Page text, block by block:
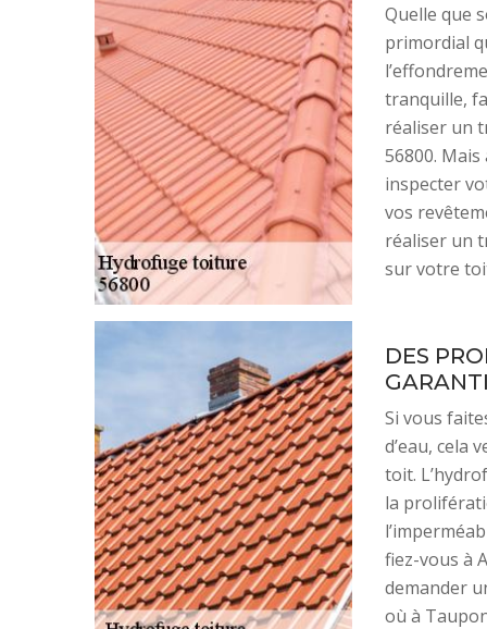
Quelle que
primordial
tranquille,
réaliser un
56800.
inspecter
vos
réaliser un
sur votre
DES
Si vous
d’eau, cela
toit.
la
fiez-vous à
demander
où à